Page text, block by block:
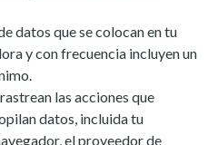
datos que se colocan en tu
y con frecuencia incluyen un
las acciones que
datos, incluida tu
el proveedor de